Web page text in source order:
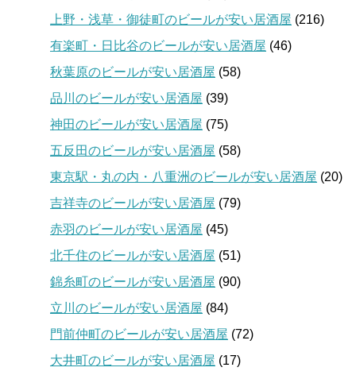
上野・浅草・御徒町のビールが安い居酒屋 (216)
有楽町・日比谷のビールが安い居酒屋 (46)
秋葉原のビールが安い居酒屋 (58)
品川のビールが安い居酒屋 (39)
神田のビールが安い居酒屋 (75)
五反田のビールが安い居酒屋 (58)
東京駅・丸の内・八重洲のビールが安い居酒屋 (20)
吉祥寺のビールが安い居酒屋 (79)
赤羽のビールが安い居酒屋 (45)
北千住のビールが安い居酒屋 (51)
錦糸町のビールが安い居酒屋 (90)
立川のビールが安い居酒屋 (84)
門前仲町のビールが安い居酒屋 (72)
大井町のビールが安い居酒屋 (17)